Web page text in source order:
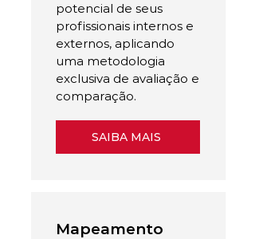
potencial de seus
profissionais internos e
externos, aplicando
uma metodologia
exclusiva de avaliação e
comparação.
SAIBA MAIS
Mapeamento